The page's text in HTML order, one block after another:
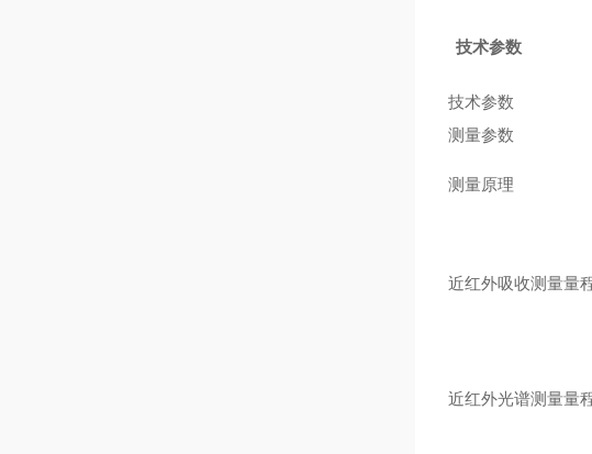
技术参数
技术参数
测量参数
测量原理
近红外吸收测量量
近红外光谱测量量